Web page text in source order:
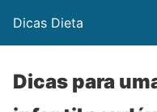
Dicas Dieta
Dicas para